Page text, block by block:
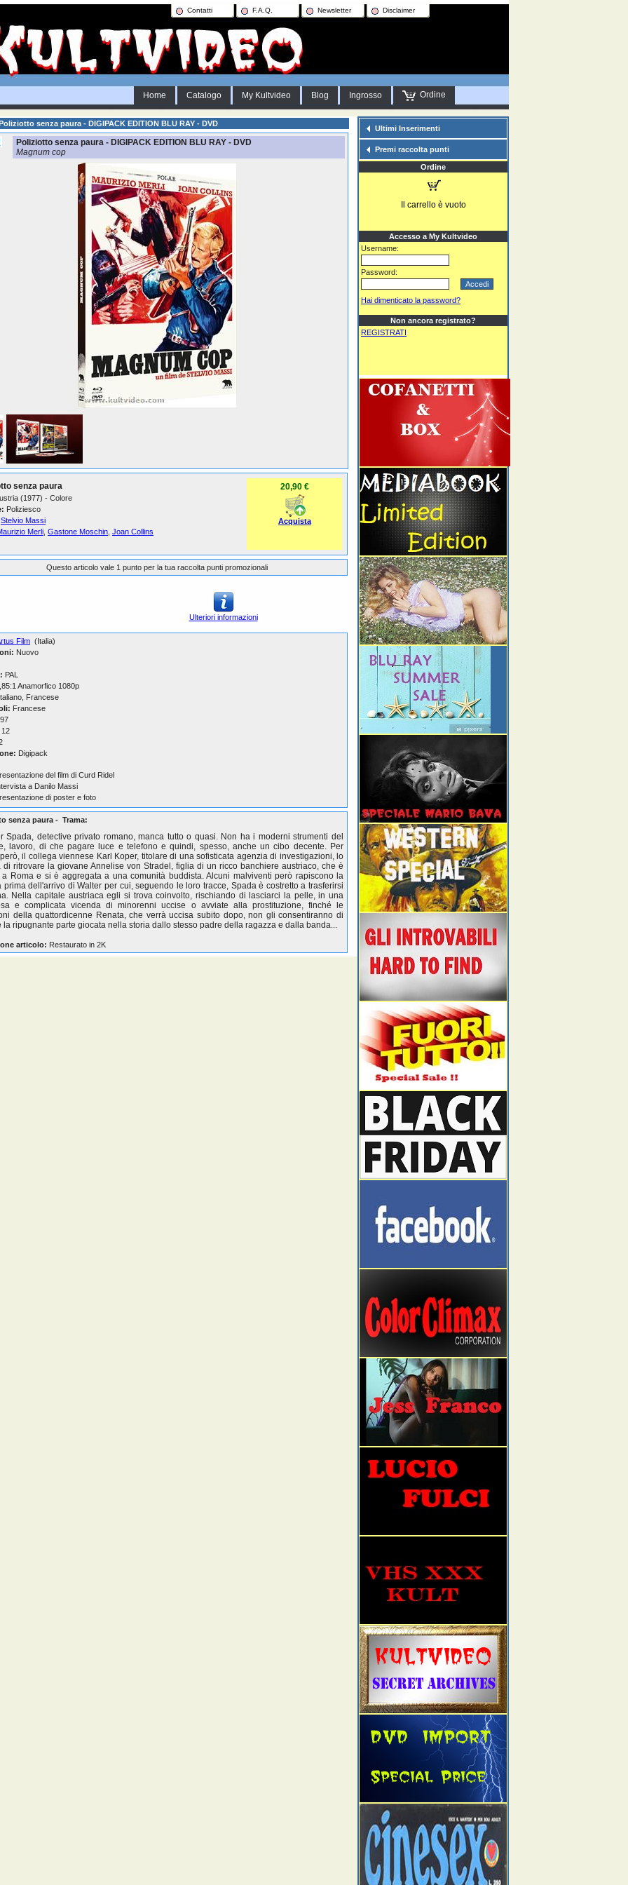
Contatti F.A.Q. Newsletter Disclaimer
Home Catalogo My Kultvideo Blog Ingrosso Ordine
senza paura - DIGIPACK EDITION BLU RAY - DVD
Poliziotto senza paura - DIGIPACK EDITION BLU RAY - DVD
Magnum cop
senza paura
(1977) - Colore
Poliziesco
Stelvio Massi
Merli Gastone Moschin Joan Collins
20,90 €
Acquista
Questo articolo vale 1 punto per la tua raccolta punti promozionali
Ulteriori informazioni
Film (Italia)
Nuovo
PAL
Anamorfico 1080p
Francese
Francese
97
12
Digipack
del film di Curd Ridel
a Danilo Massi
di poster e foto
senza paura - Trama:
Spada, detective privato romano, manca tutto o quasi. Non ha i moderni strumenti del
lavoro, di che pagare luce e telefono e quindi, spesso, anche un cibo decente. Per
il collega viennese Karl Koper, titolare di una sofisticata agenzia di investigazioni, lo
di ritrovare la giovane Annelise von Stradel, figlia di un ricco banchiere austriaco, che è
a Roma e si è aggregata a una comunità buddista. Alcuni malviventi però rapiscono la
prima dell'arrivo di Walter per cui, seguendo le loro tracce, Spada è costretto a trasferirsi
Nella capitale austriaca egli si trova coinvolto, rischiando di lasciarci la pelle, in una
e complicata vicenda di minorenni uccise o avviate alla prostituzione, finché le
della quattordicenne Renata, che verrà uccisa subito dopo, non gli consentiranno di
la ripugnante parte giocata nella storia dallo stesso padre della ragazza e dalla banda...
articolo: Restaurato in 2K
Ultimi Inserimenti
Premi raccolta punti
Ordine
Il carrello è vuoto
Accesso a My Kultvideo
Username:
Password:
Hai dimenticato la password?
Non ancora registrato?
REGISTRATI